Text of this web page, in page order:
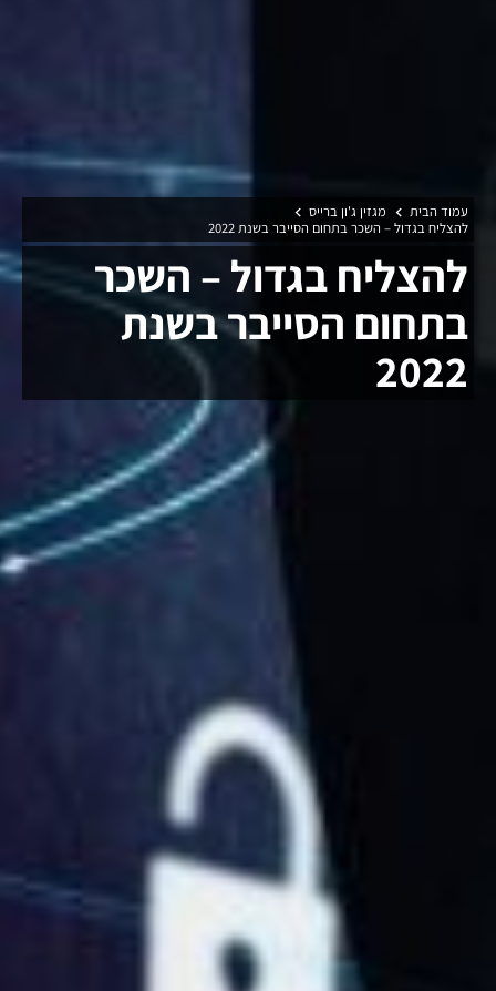
עמוד הבית
מגזין ג'ון ברייס
להצליח בגדול – השכר בתחום הסייבר בשנת 2022
להצליח בגדול – השכר
בתחום הסייבר בשנת
2022